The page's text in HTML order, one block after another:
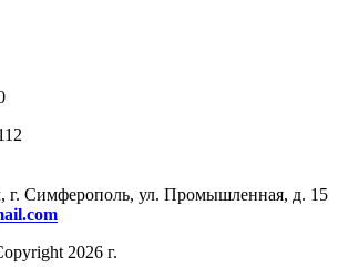
г. Симферополь, ул. Промышленная, д. 15
2026 г.